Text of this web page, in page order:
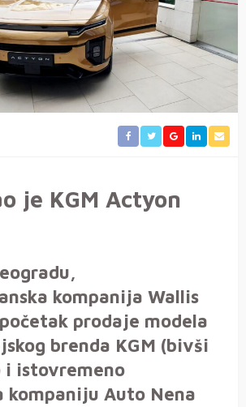
je KGM Actyon
kompanija Wallis
prodaje modela
brenda KGM (bivši
i istovremeno
kompaniju Auto Nena